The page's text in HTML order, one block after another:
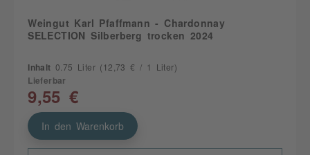
Weingut Karl Pfaffmann - Chardonnay
SELECTION Silberberg trocken 2024
Inhalt 0.75 Liter (12,73 € / 1 Liter)
Lieferbar
9,55 €
In den Warenkorb